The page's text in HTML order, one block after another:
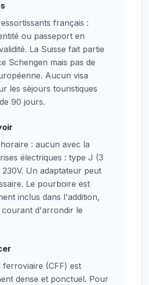
français :
ou passeport en
La Suisse fait partie
Schengen mais pas de
Aucun visa
les séjours touristiques
90 jours.
: aucun avec la
électriques : type J (3
Un adaptateur peut
Le pourboire est
inclus dans l'addition,
courant d'arrondir le
ferroviaire (CFF) est
dense et ponctuel. Pour